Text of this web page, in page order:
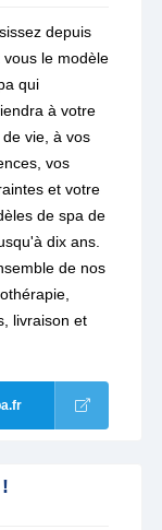
depuis
vous le modèle
qui
à votre
de vie, à vos
vos
et votre
de spa de
dix ans.
de nos
livraison et